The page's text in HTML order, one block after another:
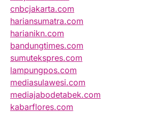
cnbcjakarta.com
hariansumatra.com
harianikn.com
bandungtimes.com
sumutekspres.com
lampungpos.com
mediasulawesi.com
mediajabodetabek.com
kabarflores.com